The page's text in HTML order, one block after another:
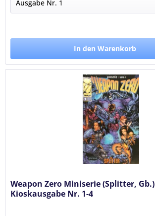
In den Warenkorb
Weapon Zero Miniserie (Splitter, Gb.)
Kioskausgabe Nr. 1-4